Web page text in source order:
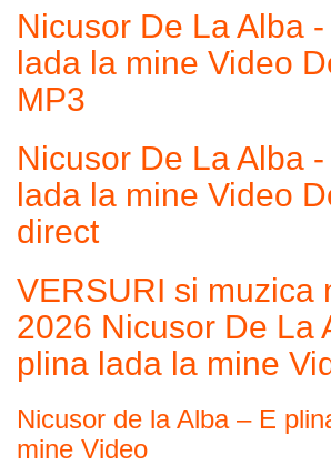
Nicusor De La Alba
lada la mine Video
MP3
Nicusor De La Alba
lada la mine Video
direct
VERSURI si muzica
2026 Nicusor De La
plina lada la mine
Nicusor de la Alba – E
mine Video